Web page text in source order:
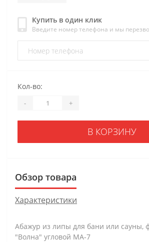
Купить в один клик
Введите номер телефона и мы
Кол-во:
- +
В КОРЗИНУ
Обзор товара
Характеристики
Абажур из липы для бани или сауны,
"Волна" угловой МА-7